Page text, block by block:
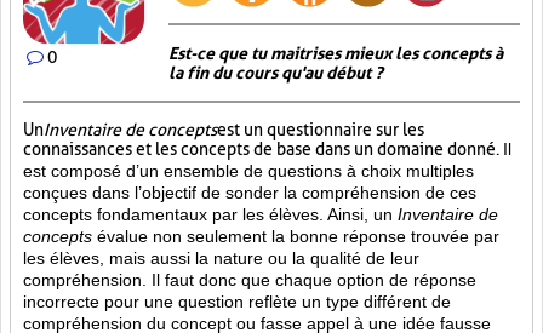
0
Est-ce que tu maitrises mieux les concepts à
la fin du cours qu'au début ?
UnInventaire de conceptsest un questionnaire sur les
connaissances et les concepts de base dans un domaine donné. Il
est composé d’un ensemble de questions à choix multiples
conçues dans l’objectif de sonder la compréhension de ces
concepts fondamentaux par les élèves. Ainsi, un Inventaire de
concepts évalue non seulement la bonne réponse trouvée par
les élèves, mais aussi la nature ou la qualité de leur
compréhension. Il faut donc que chaque option de réponse
incorrecte pour une question reflète un type différent de
compréhension du concept ou fasse appel à une idée fausse